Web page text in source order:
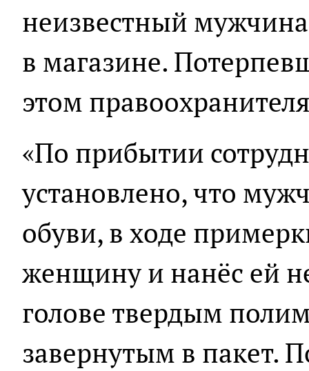
неизвестный
в магазине.
этом
«По прибытии
установлено, что
обуви, в ходе
женщину и нанёс ей
голове твердым
завернутым в пакет.